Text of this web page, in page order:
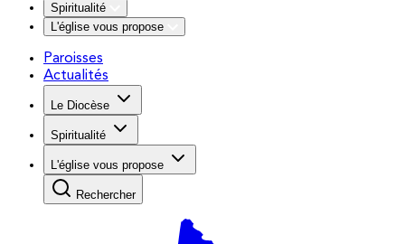
Spiritualité
L'église vous propose
Paroisses
Actualités
Le Diocèse
Spiritualité
L'église vous propose
Rechercher